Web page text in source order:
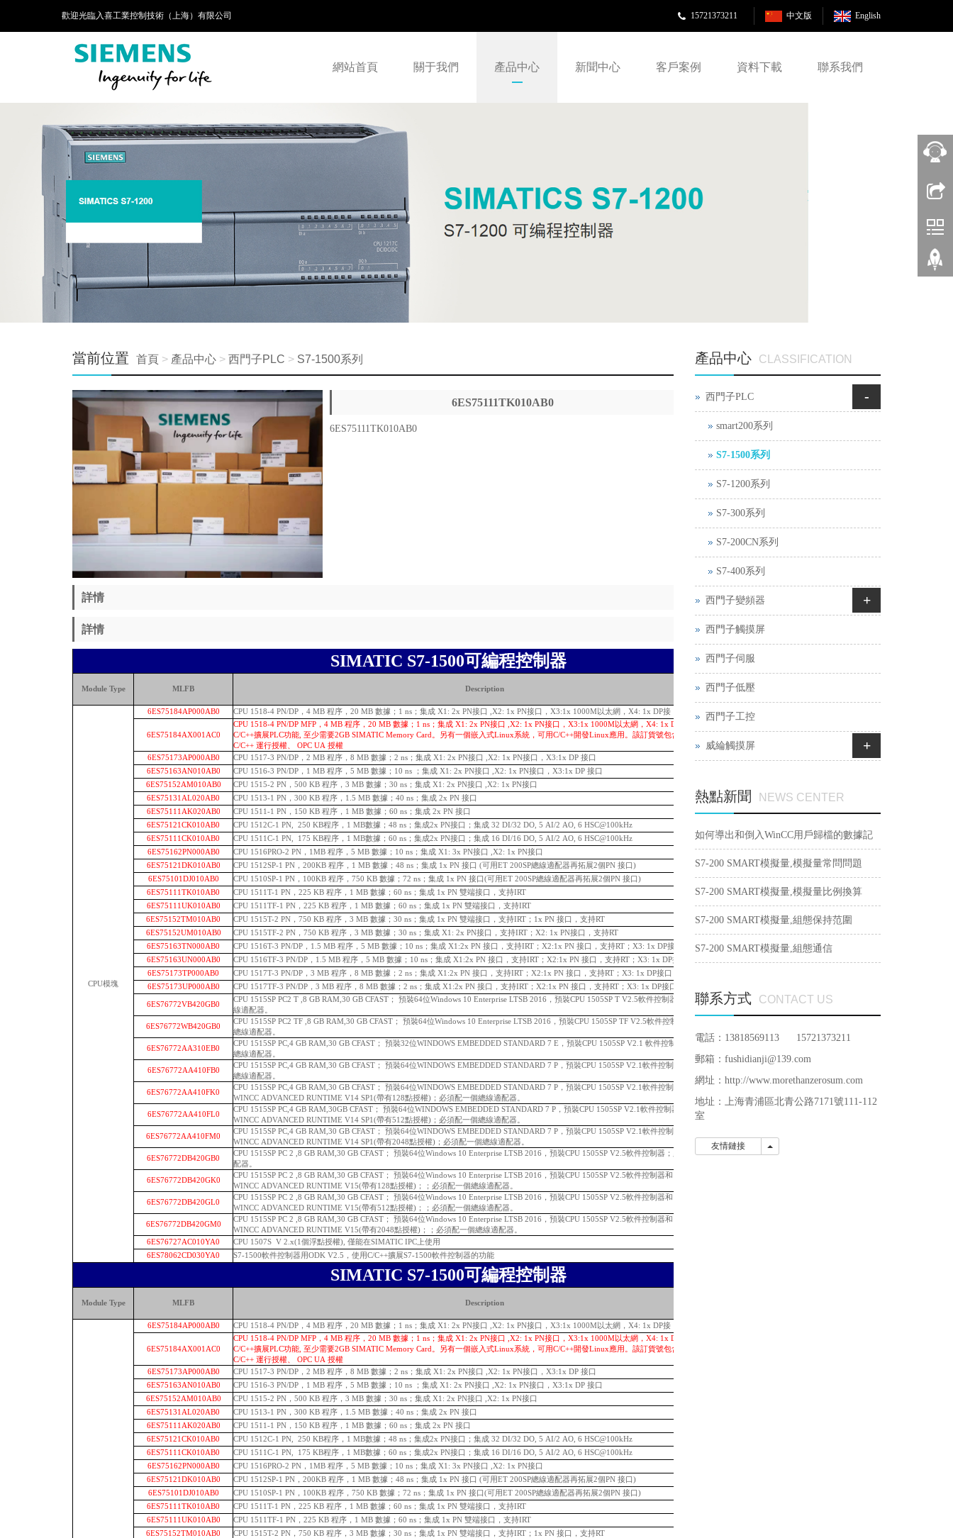
歡迎光臨入喜工業控制技術（上海）有限公司 English
中文版
15721373211
網站首頁 關于我們 產品中心 新聞中心 客戶案例 資料下載 聯系我們
當前位置 首頁 > 產品中心 > 西門子PLC > S7-1500系列
6ES75111TK010AB0
6ES75111TK010AB0
詳情
詳情
SIMATIC S7-1500可編程控制器
Module Type MLFB Description
Price in RMB (incl. VAT)
CPU模塊
6ES75184AP000AB0 CPU 1518-4 PN/DP，4 MB 程序，20 MB 數據；1 ns；集成 X1: 2x PN接口 ,X2: 1x PN接口，X3:1x 1000M以太網，X4: 1x DP接
6ES75184AX001AC0
CPU 1518-4 PN/DP MFP，4 MB 程序，20 MB 數據；1 ns；集成 X1: 2x PN接口 ,X2: 1x PN接口，X3:1x 1000M以太網，X4: 1x DP 接口; 可
C/C++擴展PLC功能, 至少需要2GB SIMATIC Memory Card。另有一個嵌入式Linux系統，可用C/C++開發Linux應用。該訂貨號包含MFP CPU、
C/C++ 運行授權、 OPC UA 授權
6ES75173AP000AB0 CPU 1517-3 PN/DP，2 MB 程序，8 MB 數據；2 ns；集成 X1: 2x PN接口 ,X2: 1x PN接口，X3:1x DP 接口
6ES75163AN010AB0
CPU 1516-3 PN/DP，1 MB 程序，5 MB 數據；10 ns ；集成 X1: 2x PN接口 ,X2: 1x PN接口，X3:1x DP 接口
6ES75152AM010AB0
CPU 1515-2 PN，500 KB 程序，3 MB 數據；30 ns；集成 X1: 2x PN接口 ,X2: 1x PN接口
6ES75131AL020AB0
CPU 1513-1 PN，300 KB 程序，1.5 MB 數據；40 ns；集成 2x PN 接口
17,433.29
6ES75111AK020AB0
CPU 1511-1 PN，150 KB 程序，1 MB 數據；60 ns；集成 2x PN 接口
7,832.35
6ES75121CK010AB0
CPU 1512C-1 PN, 250 KB程序，1 MB數據；48 ns；集成2x PN接口；集成 32 DI/32 DO, 5 AI/2 AO, 6 HSC@100kHz
6ES75111CK010AB0
CPU 1511C-1 PN, 175 KB程序，1 MB數據；60 ns；集成2x PN接口；集成 16 DI/16 DO, 5 AI/2 AO, 6 HSC@100kHz
14,527.74
6ES75162PN000AB0
CPU 1516PRO-2 PN，1MB 程序，5 MB 數據；10 ns；集成 X1: 3x PN接口 ,X2: 1x PN接口
39,161.74
6ES75121DK010AB0
CPU 1512SP-1 PN，200KB 程序，1 MB 數據；48 ns；集成 1x PN 接口 (可用ET 200SP總線適配器再拓展2個PN 接口)
9,498.67
6ES75101DJ010AB0
CPU 1510SP-1 PN，100KB 程序，750 KB 數據；72 ns；集成 1x PN 接口(可用ET 200SP總線適配器再拓展2個PN 接口)
7,416.76
6ES75111TK010AB0
CPU 1511T-1 PN，225 KB 程序，1 MB 數據；60 ns；集成 1x PN 雙端接口，支持IRT
11,548.76
6ES75111UK010AB0
CPU 1511TF-1 PN，225 KB 程序，1 MB 數據；60 ns；集成 1x PN 雙端接口，支持IRT
14,411.16
6ES75152TM010AB0
CPU 1515T-2 PN，750 KB 程序，3 MB 數據；30 ns；集成 1x PN 雙端接口，支持IRT；1x PN 接口，支持RT
32,229.95
6ES75152UM010AB0
CPU 1515TF-2 PN，750 KB 程序，3 MB 數據；30 ns；集成 X1: 2x PN接口，支持IRT；X2: 1x PN接口，支持RT
36,740.40
6ES75163TN000AB0
CPU 1516T-3 PN/DP，1.5 MB 程序，5 MB 數據；10 ns；集成 X1:2x PN 接口，支持IRT；X2:1x PN 接口，支持RT；X3: 1x DP接口
53,057.85
6ES75163UN000AB0
CPU 1516TF-3 PN/DP，1.5 MB 程序，5 MB 數據；10 ns；集成 X1:2x PN 接口，支持IRT；X2:1x PN 接口，支持RT；X3: 1x DP接口
6ES75173TP000AB0
CPU 1517T-3 PN/DP，3 MB 程序，8 MB 數據；2 ns；集成 X1:2x PN 接口，支持IRT；X2:1x PN 接口，支持RT；X3: 1x DP接口
6ES75173UP000AB0
CPU 1517TF-3 PN/DP，3 MB 程序，8 MB 數據；2 ns；集成 X1:2x PN 接口，支持IRT；X2:1x PN 接口，支持RT；X3: 1x DP接口
6ES76772VB420GB0
CPU 1515SP PC2 T ,8 GB RAM,30 GB CFAST； 預裝64位Windows 10 Enterprise LTSB 2016，預裝CPU 1505SP T V2.5軟件控制器；
必須配一個總
線適配器。
35,683.51
6ES76772WB420GB0
CPU 1515SP PC2 TF ,8 GB RAM,30 GB CFAST； 預裝64位Windows 10 Enterprise LTSB 2016，預裝CPU 1505SP TF V2.5軟件控制器；
總線適配器。
6ES76772AA310EB0
CPU 1515SP PC,4 GB RAM,30 GB CFAST； 預裝32位WINDOWS EMBEDDED STANDARD 7 E，預裝CPU 1505SP V2.1 軟件控制器；
必須配一個
總線適配器。
6ES76772AA410FB0
CPU 1515SP PC,4 GB RAM,30 GB CFAST； 預裝64位WINDOWS EMBEDDED STANDARD 7 P，預裝CPU 1505SP V2.1軟件控制器；
必須配一個
總線適配器。
6ES76772AA410FK0
CPU 1515SP PC,4 GB RAM,30 GB CFAST； 預裝64位WINDOWS EMBEDDED STANDARD 7 P，預裝CPU 1505SP V2.1軟件控制器和
WINCC ADVANCED RUNTIME V14 SP1(帶有128點授權)； 必須配一個總線適配器。
6ES76772AA410FL0
CPU 1515SP PC,4 GB RAM,30GB CFAST； 預裝64位WINDOWS EMBEDDED STANDARD 7 P，預裝CPU 1505SP V2.1軟件控制器和
WINCC ADVANCED RUNTIME V14 SP1(帶有512點授權)； 必須配一個總線適配器。
6ES76772AA410FM0
CPU 1515SP PC,4 GB RAM,30 GB CFAST； 預裝64位WINDOWS EMBEDDED STANDARD 7 P，預裝CPU 1505SP V2.1軟件控制器和
WINCC ADVANCED RUNTIME V14 SP1(帶有2048點授權)； 必須配一個總線適配器。
44,404.37
6ES76772DB420GB0
CPU 1515SP PC 2 ,8 GB RAM,30 GB CFAST； 預裝64位Windows 10 Enterprise LTSB 2016，預裝CPU 1505SP V2.5軟件控制器；
必須配一個總線適
配器。
6ES76772DB420GK0
CPU 1515SP PC 2 ,8 GB RAM,30 GB CFAST； 預裝64位Windows 10 Enterprise LTSB 2016，預裝CPU 1505SP V2.5軟件控制器和
WINCC ADVANCED RUNTIME V15(帶有128點授權)；； 必須配一個總線適配器。
6ES76772DB420GL0
CPU 1515SP PC 2 ,8 GB RAM,30 GB CFAST； 預裝64位Windows 10 Enterprise LTSB 2016，預裝CPU 1505SP V2.5軟件控制器和
WINCC ADVANCED RUNTIME V15(帶有512點授權)；； 必須配一個總線適配器。
6ES76772DB420GM0
CPU 1515SP PC 2 ,8 GB RAM,30 GB CFAST； 預裝64位Windows 10 Enterprise LTSB 2016，預裝CPU 1505SP V2.5軟件控制器和
WINCC ADVANCED RUNTIME V15(帶有2048點授權)；； 必須配一個總線適配器。
6ES76727AC010YA0 CPU 1507S V 2.x(1個浮點授權), 僅能在SIMATIC IPC上使用
6ES78062CD030YA0
S7-1500軟件控制器用ODK V2.5，使用C/C++擴展S7-1500軟件控制器的功能
SIMATIC S7-1500可編程控制器
Module Type MLFB Description
6ES75184AP000AB0 CPU 1518-4 PN/DP，4 MB 程序，20 MB 數據；1 ns；集成 X1: 2x PN接口 ,X2: 1x PN接口，X3:1x 1000M以太網，X4: 1x DP接
6ES75184AX001AC0
CPU 1518-4 PN/DP MFP，4 MB 程序，20 MB 數據；1 ns；集成 X1: 2x PN接口 ,X2: 1x PN接口，X3:1x 1000M以太網，X4: 1x DP 接口; 可
C/C++擴展PLC功能, 至少需要2GB SIMATIC Memory Card。另有一個嵌入式Linux系統，可用C/C++開發Linux應用。該訂貨號包含MFP CPU、
C/C++ 運行授權、 OPC UA 授權
6ES75173AP000AB0 CPU 1517-3 PN/DP，2 MB 程序，8 MB 數據；2 ns；集成 X1: 2x PN接口 ,X2: 1x PN接口，X3:1x DP 接口
6ES75163AN010AB0
CPU 1516-3 PN/DP，1 MB 程序，5 MB 數據；10 ns ；集成 X1: 2x PN接口 ,X2: 1x PN接口，X3:1x DP 接口
6ES75152AM010AB0
CPU 1515-2 PN，500 KB 程序，3 MB 數據；30 ns；集成 X1: 2x PN接口 ,X2: 1x PN接口
6ES75131AL020AB0
CPU 1513-1 PN，300 KB 程序，1.5 MB 數據；40 ns；集成 2x PN 接口
6ES75111AK020AB0
CPU 1511-1 PN，150 KB 程序，1 MB 數據；60 ns；集成 2x PN 接口
6ES75121CK010AB0
CPU 1512C-1 PN, 250 KB程序，1 MB數據；48 ns；集成2x PN接口；集成 32 DI/32 DO, 5 AI/2 AO, 6 HSC@100kHz
6ES75111CK010AB0
CPU 1511C-1 PN, 175 KB程序，1 MB數據；60 ns；集成2x PN接口；集成 16 DI/16 DO, 5 AI/2 AO, 6 HSC@100kHz
6ES75162PN000AB0
CPU 1516PRO-2 PN，1MB 程序，5 MB 數據；10 ns；集成 X1: 3x PN接口 ,X2: 1x PN接口
6ES75121DK010AB0
CPU 1512SP-1 PN，200KB 程序，1 MB 數據；48 ns；集成 1x PN 接口 (可用ET 200SP總線適配器再拓展2個PN 接口)
6ES75101DJ010AB0
CPU 1510SP-1 PN，100KB 程序，750 KB 數據；72 ns；集成 1x PN 接口(可用ET 200SP總線適配器再拓展2個PN 接口)
6ES75111TK010AB0
CPU 1511T-1 PN，225 KB 程序，1 MB 數據；60 ns；集成 1x PN 雙端接口，支持IRT
6ES75111UK010AB0
CPU 1511TF-1 PN，225 KB 程序，1 MB 數據；60 ns；集成 1x PN 雙端接口，支持IRT
6ES75152TM010AB0
CPU 1515T-2 PN，750 KB 程序，3 MB 數據；30 ns；集成 1x PN 雙端接口，支持IRT；1x PN 接口，支持RT
產品中心 CLASSIFICATION
西門子PLC -
smart200系列
S7-1500系列
S7-1200系列
S7-300系列
S7-200CN系列
S7-400系列
西門子變頻器 +
西門子觸摸屏
西門子伺服
西門子低壓
西門子工控
威綸觸摸屏 +
熱點新聞 NEWS CENTER
如何導出和倒入WinCC用戶歸檔的數據記
錄？
S7-200 SMART模擬量,模擬量常問問題
S7-200 SMART模擬量,模擬量比例換算
S7-200 SMART模擬量,組態保持范圍
S7-200 SMART模擬量,組態通信
聯系方式 CONTACT US
電話：13818569113 15721373211
郵箱：fushidianji@139.com
網址：http://www.morethanzerosum.com
地址： 上海青浦區北青公路7171號111-112
室
友情鏈接 友情鏈接